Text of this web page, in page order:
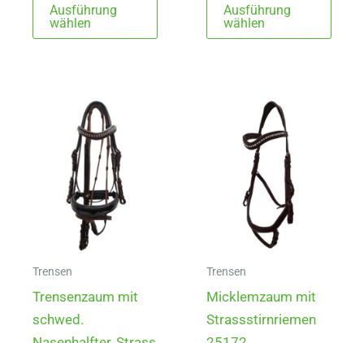
Ausführung
wählen
weist
Ausführung
wählen
weist
Trensen
Trensenzaum mit
schwed.
Trensen
Micklemzaum mit
Strassstirnriemen